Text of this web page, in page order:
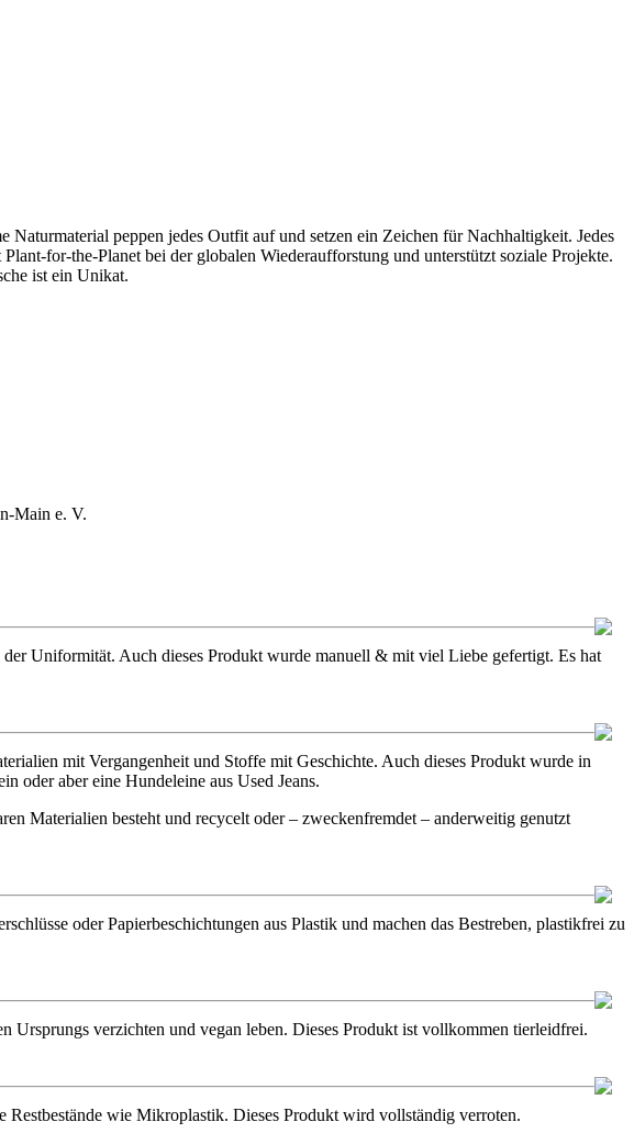
peppen jedes Outfit auf und setzen ein Zeichen für Nachhaltigkeit. Jedes
for-the-Planet bei der globalen Wiederaufforstung und unterstützt soziale Projekte.
ist ein Unikat.
Main e. V.
Uniformität. Auch dieses Produkt wurde manuell & mit viel Liebe gefertigt. Es hat
mit Vergangenheit und Stoffe mit Geschichte. Auch dieses Produkt wurde in
oder aber eine Hundeleine aus Used Jeans.
Materialien besteht und recycelt oder – zweckenfremdet – anderweitig genutzt
oder Papierbeschichtungen aus Plastik und machen das Bestreben, plastikfrei zu
Ursprungs verzichten und vegan leben. Dieses Produkt ist vollkommen tierleidfrei.
wie Mikroplastik. Dieses Produkt wird vollständig verroten.